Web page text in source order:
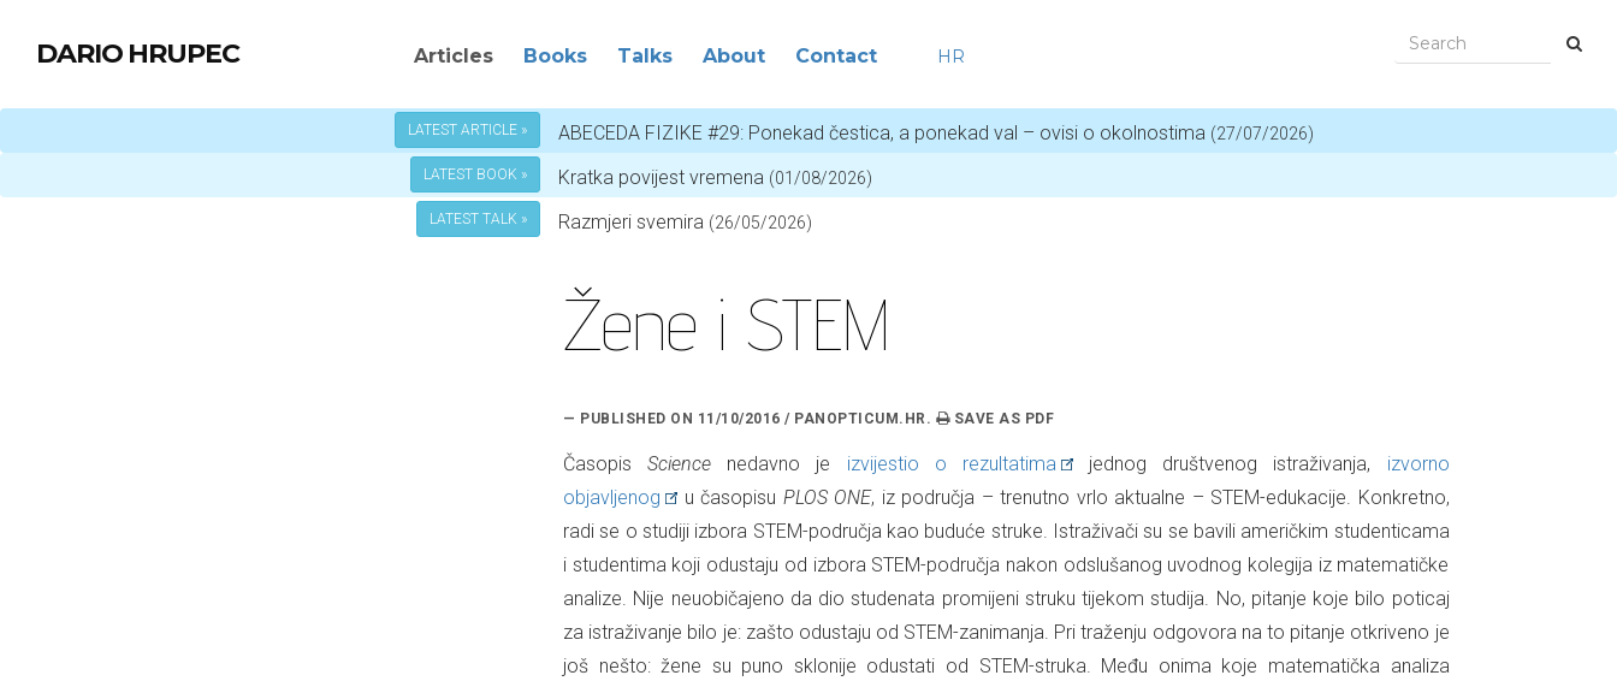
DARIO HRUPEC Articles Books Talks About Contact HR
LATEST ARTICLE » ABECEDA FIZIKE #29: Ponekad čestica, a ponekad val – ovisi o okolnostima (27/07/2026)
LATEST BOOK » Kratka povijest vremena (01/08/2026)
LATEST TALK » Razmjeri svemira (26/05/2026)
Žene i STEM
— PUBLISHED ON 11/10/2016 / PANOPTICUM.HR.
ČasopisScience nedavno je izvijestio o rezultatima jednog društvenog istraživanja, izvorno
objavljenog
u časopisu PLOS ONE, iz područja – trenutno vrlo aktualne – STEM-edukacije. Konkretno,
radi se o studiji izbora STEM-područja kao buduće struke. Istraživači su se bavili američkim studenticama
i studentima koji odustaju od izbora STEM-područja nakon odslušanog uvodnog kolegija iz matematičke
analize. Nije neuobičajeno da dio studenata promijeni struku tijekom studija. No, pitanje koje bilo poticaj
za istraživanje bilo je: zašto odustaju od STEM-zanimanja. Pri traženju odgovora na to pitanje otkriveno je
još nešto: žene su puno sklonije odustati od STEM-struka. Među onima koje matematička analiza